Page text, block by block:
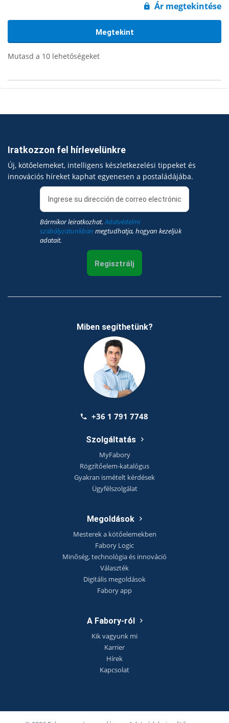
Ár megtekintése
Megtekint
Mutasd a 10 lehetőségeket
Iratkozzon fel hírlevelünkre
Új, kötőelemeket, intelligens készletkezelési tippeket és
innovációs híreket kaphat egyenesen a postaládájába.
Bármikor leiratkozhat.Adatvédelmi
szabályzatunkban megtudhatja, hogyan kezeljük
adatait.
Regisztrálj
Miben segíthetünk?
+36 1 791 7748
Szolgáltatás
MyFabory
Rögzítőelem-katalógus
Gyakran ismételt kérdések
Ügyfélszolgálat
Megoldások
Mesterek a kötőelemekben
Fabory Logic
Minőség, technológia és innováció
Választék
Digitális megoldások
Fabory app
A Fabory-ról
Kik vagyunk mi
Karrier
Hírek
Kapcsolat